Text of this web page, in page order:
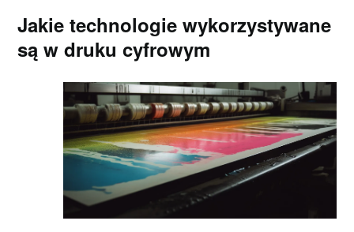
Jakie technologie wykorzystywane
są w druku cyfrowym